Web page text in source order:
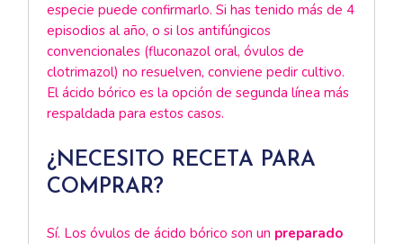
especie puede confirmarlo. Si has tenido más de 4
episodios al año, o si los antifúngicos
convencionales (fluconazol oral, óvulos de
clotrimazol) no resuelven, conviene pedir cultivo.
El ácido bórico es la opción de segunda línea más
respaldada para estos casos.
¿NECESITO RECETA PARA
COMPRAR?
Sí. Los óvulos de ácido bórico son un preparado